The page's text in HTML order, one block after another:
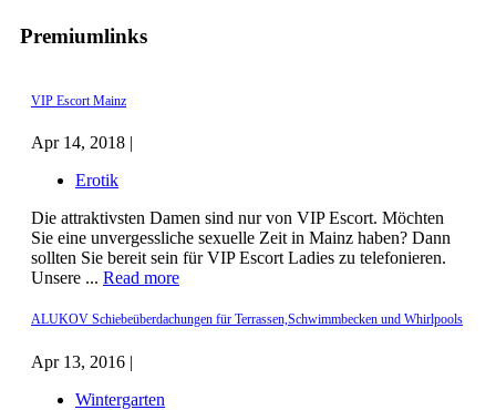
Premiumlinks
VIP Escort Mainz
Apr 14, 2018 |
Erotik
Die attraktivsten Damen sind nur von VIP Escort. Möchten
Sie eine unvergessliche sexuelle Zeit in Mainz haben? Dann
sollten Sie bereit sein für VIP Escort Ladies zu telefonieren.
Unsere ... Read more
ALUKOV Schiebeüberdachungen für Terrassen,Schwimmbecken und Whirlpools
Apr 13, 2016 |
Wintergarten